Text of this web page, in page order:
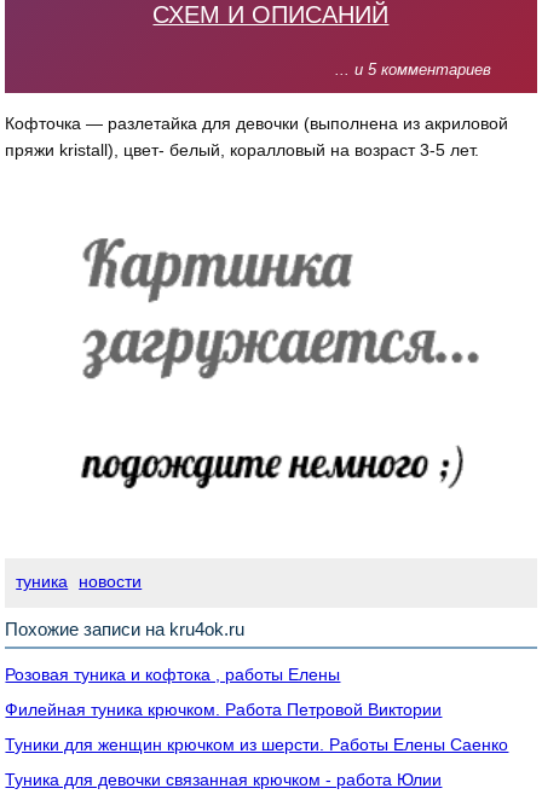
СХЕМ И ОПИСАНИЙ
... и 5 комментариев
Кофточка — разлетайка для девочки (выполнена из акриловой
пряжи kristall), цвет- белый, коралловый на возраст 3-5 лет.
туника новости
Похожие записи на kru4ok.ru
Розовая туника и кофтока , работы Елены
Филейная туника крючком. Работа Петровой Виктории
Туники для женщин крючком из шерсти. Работы Елены Саенко
Туника для девочки связанная крючком - работа Юлии